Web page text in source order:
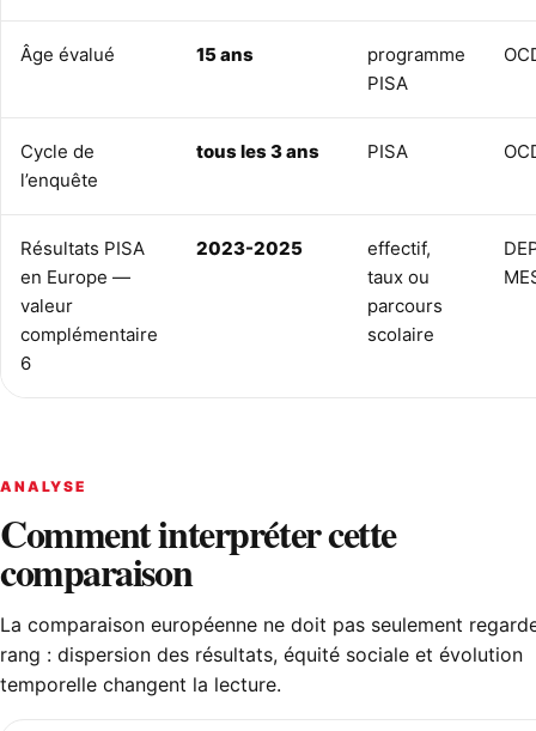
Âge évalué 15 ans
programme
PISA
Cycle de
l’enquête
tous les 3 ans PISA
Résultats PISA
en Europe —
valeur
complémentaire
6
2023-2025
effectif,
taux ou
parcours
scolaire
ANALYSE
Comment interpréter cette
comparaison
La comparaison européenne ne doit pas seulement
rang : dispersion des résultats, équité sociale et évolution
temporelle changent la lecture.